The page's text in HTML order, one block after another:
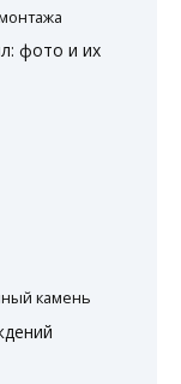
фото и их
камень